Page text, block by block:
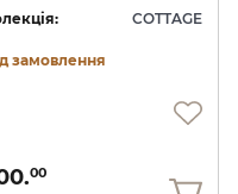
COTTAGE
замовлення
00